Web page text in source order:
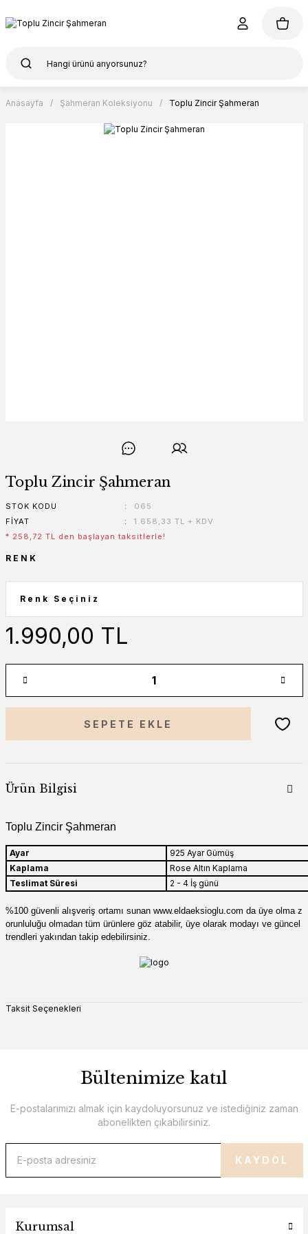
Anasayfa Şahmeran Koleksiyonu Toplu Zincir Şahmeran
Toplu Zincir Şahmeran
STOK KODU
065
FIYAT
1.658,33 TL + KDV
* 258,72 TL den başlayan taksitlerle!
RENK
1.990,00 TL
SEPETE EKLE
Ürün Bilgisi
Toplu Zincir Şahmeran
Ayar
925 Ayar Gümüş
Kaplama
Rose Altın Kaplama
Teslimat Süresi
2 - 4 İş günü
%100 güvenli alışveriş ortamı sunan www.eldaeksioglu.com da üye olma z
orunluluğu olmadan tüm ürünlere göz atabilir, üye olarak modayı ve güncel
trendleri yakından takip edebilirsiniz.
Taksit Seçenekleri
Bültenimize katıl
E-postalarımızı almak için kaydoluyorsunuz ve istediğiniz zaman
abonelikten çıkabilirsiniz.
KAYDOL
Kurumsal